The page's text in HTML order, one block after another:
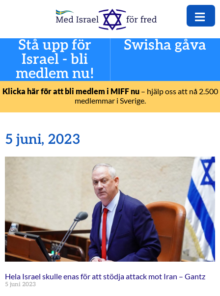
Stå upp för
Israel - bli
medlem nu!
Swisha gåva
Klicka här för att bli medlem i MIFF nu– hjälp oss att nå 2.500
medlemmar i Sverige.
5 juni, 2023
Hela Israel skulle enas för att stödja attack mot Iran – Gantz
5 juni 2023